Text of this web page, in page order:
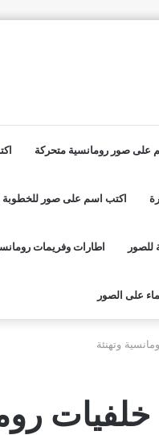
على صور رومانسية متحركة
اكتب اسم على صور للخطوبة
للصور اطارات وفريمات
على الصور
وتهنئة